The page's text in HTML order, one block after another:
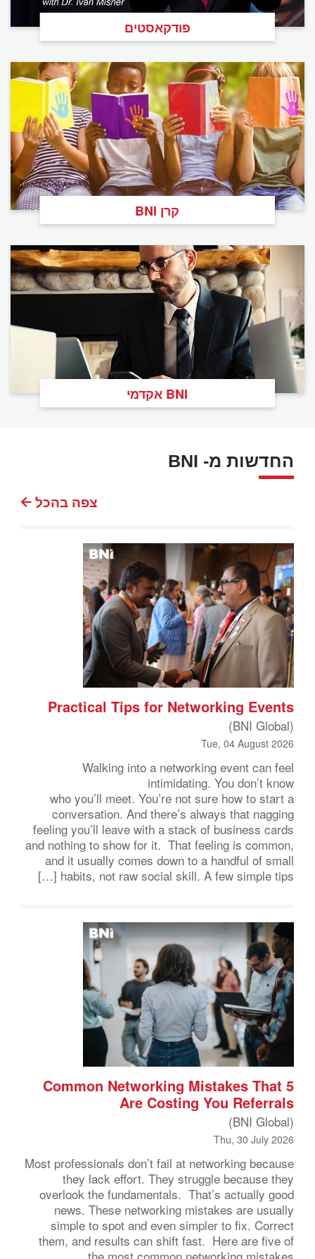
פודקאסטים
קרן BNI
BNI אקדמי
החדשות מ- BNI
צפה בהכל
Practical Tips for Networking Events
(BNI Global)
Tue, 04 August 2026
Walking into a networking event can feel
intimidating. You don’t know
who you’ll meet. You’re not sure how to start a
conversation. And there’s always that nagging
feeling you’ll leave with a stack of business cards
and nothing to show for it. That feeling is common,
and it usually comes down to a handful of small
habits, not raw social skill. A few simple tips […]
5 Common Networking Mistakes That
Are Costing You Referrals
(BNI Global)
Thu, 30 July 2026
Most professionals don’t fail at networking because
they lack effort. They struggle because they
overlook the fundamentals. That’s actually good
news. These networking mistakes are usually
simple to spot and even simpler to fix. Correct
them, and results can shift fast. Here are five of